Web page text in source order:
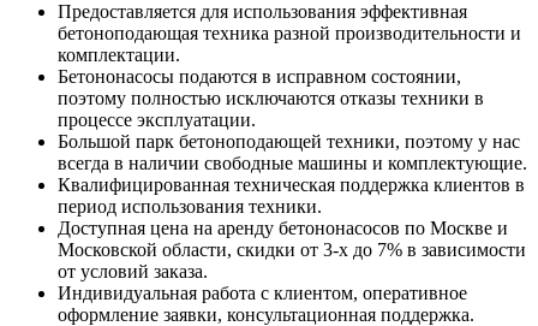
Предоставляется для использования эффективная
бетоноподающая техника разной производительности и
комплектации.
Бетононасосы подаются в исправном состоянии,
поэтому полностью исключаются отказы техники в
процессе эксплуатации.
Большой парк бетоноподающей техники, поэтому у нас
всегда в наличии свободные машины и комплектующие.
Квалифицированная техническая поддержка клиентов в
период использования техники.
Доступная цена на аренду бетононасосов по Москве и
Московской области, скидки от 3-х до 7% в зависимости
от условий заказа.
Индивидуальная работа с клиентом, оперативное
оформление заявки, консультационная поддержка.